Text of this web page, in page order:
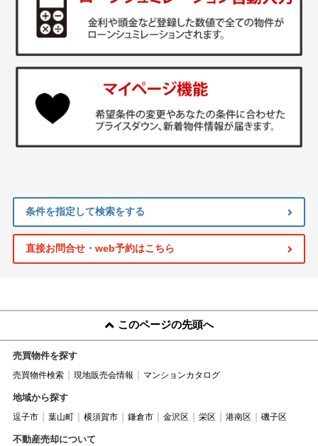
条件を指定して検索をする
直接お問合せ・web予約はこちら
このページの先頭へ
売買物件を探す
売買物件検索 現地販売会情報 マンションカタログ
地域から探す
逗子市 葉山町 横須賀市 鎌倉市 金沢区 栄区 港南区 磯子区
不動産売却について